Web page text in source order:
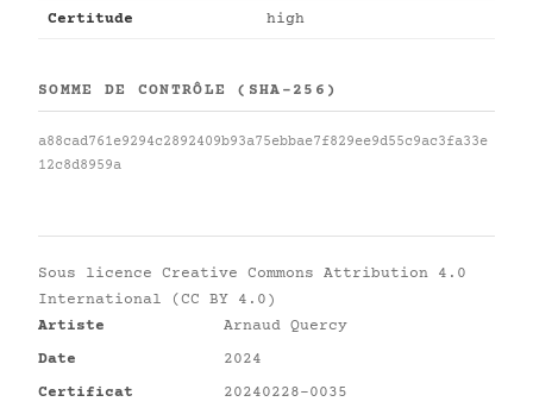
Certitude high
SOMME DE CONTRÔLE (SHA-256)
a88cad761e9294c2892409b93a75ebbae7f829ee9d55c9ac3fa33e
12c8d8959a
Sous licence Creative Commons Attribution 4.0
International (CC BY 4.0)
Artiste
Arnaud Quercy
Date
2024
Certificat
20240228-0035